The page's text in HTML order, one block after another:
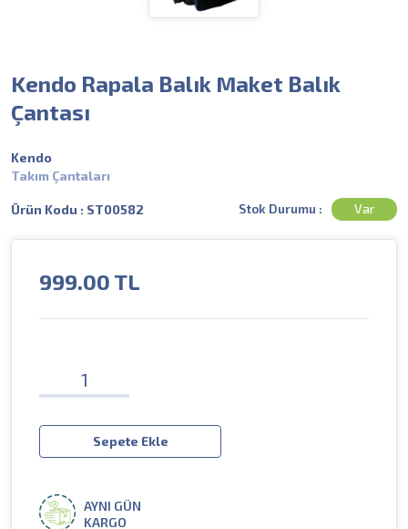
Kendo Rapala Balık Maket Balık
Çantası
Kendo
Takım Çantaları
Ürün Kodu : ST00582 Stok Durumu : Var
999.00 TL
Sepete Ekle
AYNI GÜN
KARGO